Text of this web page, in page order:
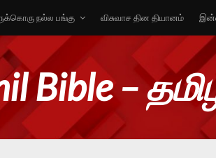
நல்ல பங்கு விசுவாச தின தியானம்
Bible –